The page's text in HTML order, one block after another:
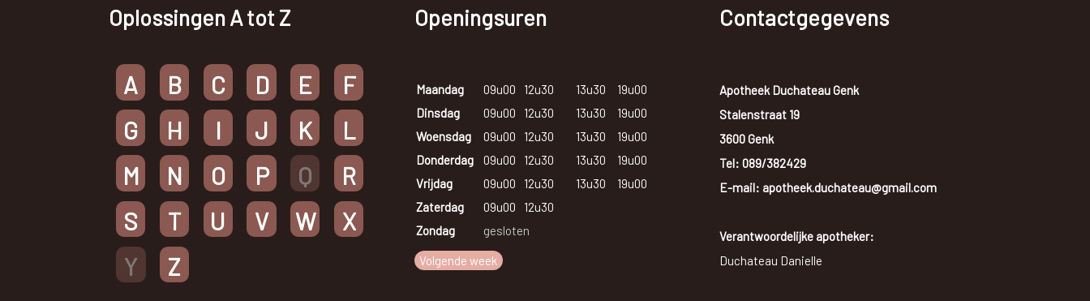
Oplossingen A tot Z
A B C D E
F
G
H I J K
L
M
N O P Q
R
S
T U V W
X
Y
Z
Openingsuren
Maandag 09u00 12u30 13u30
19u00
Dinsdag
09u00 12u30 13u30
19u00
Woensdag
09u00 12u30 13u30
19u00
Donderdag
09u00 12u30 13u30
19u00
Vrijdag
09u00 12u30 13u30
19u00
Zaterdag
09u00
12u30
Zondag
gesloten
Volgende week
Contactgegevens
Apotheek Duchateau Genk
Stalenstraat 19
3600 Genk
Tel: 089/382429
E-mail: apotheek.duchateau@gmail.com
Verantwoordelijke apotheker:
Duchateau Danielle